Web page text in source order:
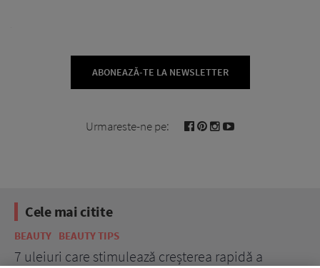
ABONEAZĂ-TE LA NEWSLETTER
Urmareste-ne pe:
Cele mai citite
BEAUTY BEAUTY TIPS
7 uleiuri care stimulează creșterea rapidă a